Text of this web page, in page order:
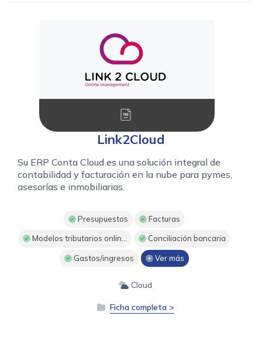
Link2Cloud
Su ERP Conta Cloud es una solución integral de
contabilidad y facturación en la nube para pymes,
asesorías e inmobiliarias.
Presupuestos Facturas
Modelos tributarios onlin... Conciliación bancaria
Gastos/ingresos Ver más
Cloud
Ficha completa >